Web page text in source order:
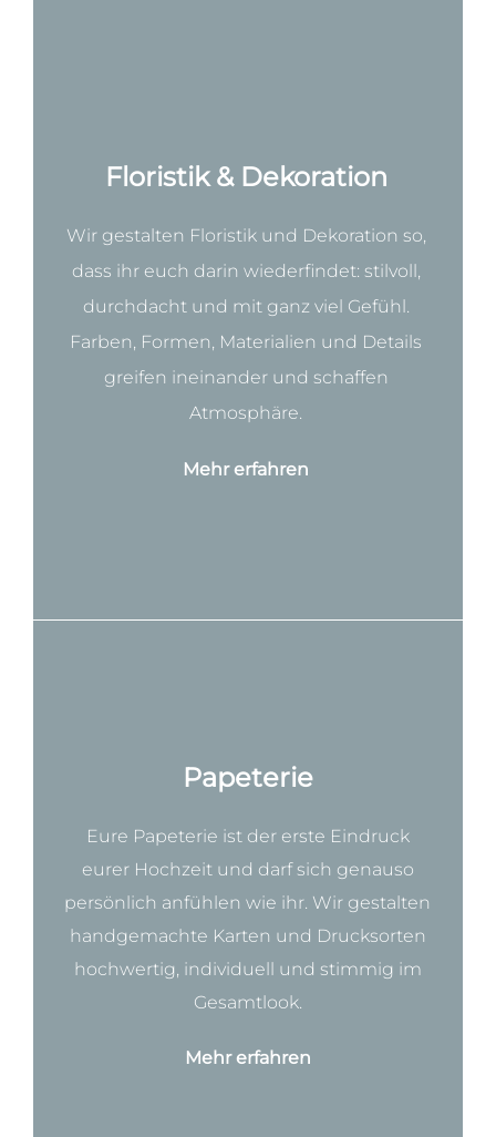
Floristik & Dekoration
Wir gestalten Floristik und Dekoration so,
dass ihr euch darin wiederfindet: stilvoll,
durchdacht und mit ganz viel Gefühl.
Farben, Formen, Materialien und Details
greifen ineinander und schaffen
Atmosphäre.
Mehr erfahren
Papeterie
Eure Papeterie ist der erste Eindruck
eurer Hochzeit und darf sich genauso
persönlich anfühlen wie ihr. Wir gestalten
handgemachte Karten und Drucksorten
hochwertig, individuell und stimmig im
Gesamtlook.
Mehr erfahren